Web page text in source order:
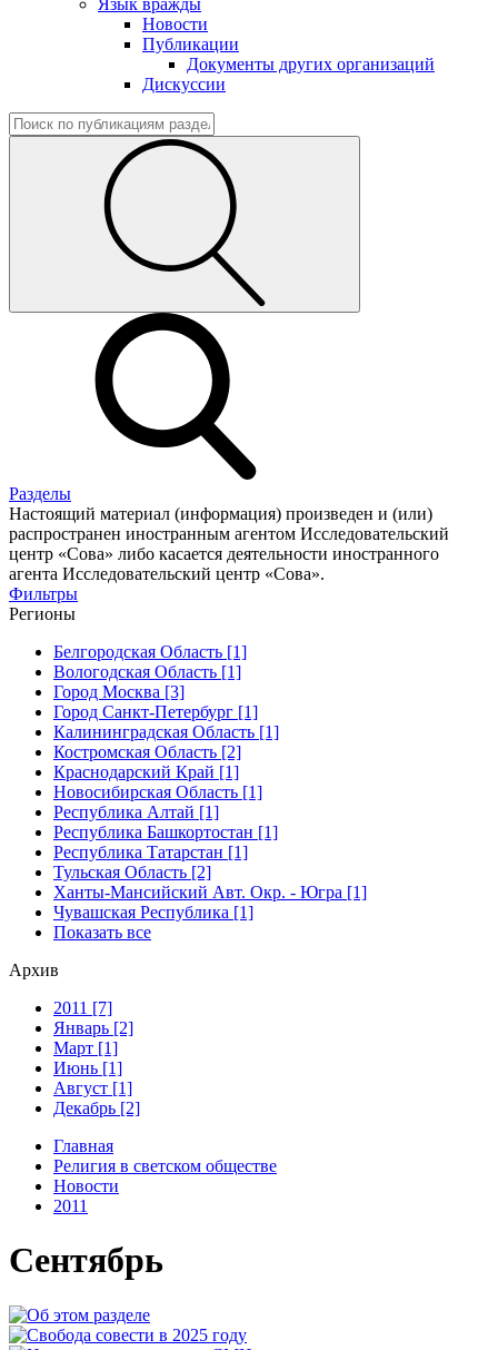
Язык вражды
Новости
Публикации
Документы других организаций
Дискуссии
Разделы
Настоящий материал (информация) произведен и (или)
распространен иностранным агентом Исследовательский
центр «Сова» либо касается деятельности иностранного
агента Исследовательский центр «Сова».
Фильтры
Регионы
Белгородская Область [1]
Вологодская Область [1]
Город Москва [3]
Город Санкт-Петербург [1]
Калининградская Область [1]
Костромская Область [2]
Краснодарский Край [1]
Новосибирская Область [1]
Республика Алтай [1]
Республика Башкортостан [1]
Республика Татарстан [1]
Тульская Область [2]
Ханты-Мансийский Авт. Окр. - Югра [1]
Чувашская Республика [1]
Показать все
Архив
2011 [7]
Январь [2]
Март [1]
Июнь [1]
Август [1]
Декабрь [2]
Главная
Религия в светском обществе
Новости
2011
Сентябрь